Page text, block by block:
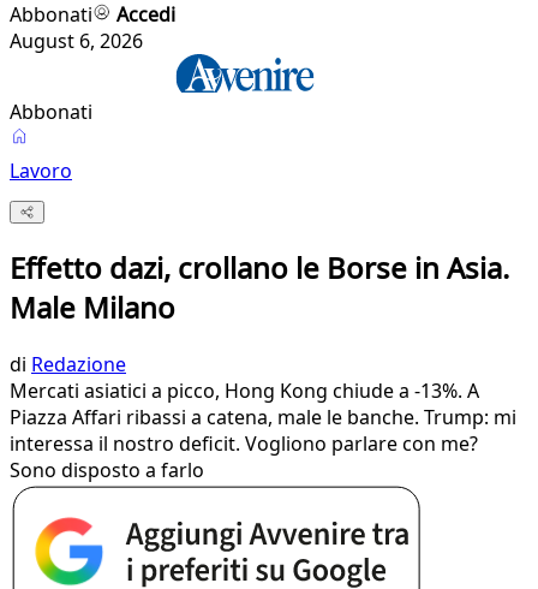
Abbonati
Accedi
August 6, 2026
Abbonati
Lavoro
Effetto dazi, crollano le Borse in Asia.
Male Milano
di Redazione
Mercati asiatici a picco, Hong Kong chiude a -13%. A
Piazza Affari ribassi a catena, male le banche. Trump: mi
interessa il nostro deficit. Vogliono parlare con me?
Sono disposto a farlo